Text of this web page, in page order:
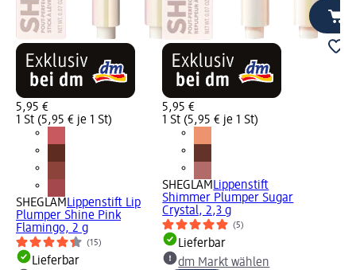
5,95 €
1 St (5,95 € je 1 St)
SHEGLAM Lippenstift Lip
Plumper Shine Pink
Flamingo, 2 g
(15)
Lieferbar
5,95 €
1 St (5,95 € je 1 St)
SHEGLAM Lippenstift
Shimmer Plumper Sugar
Crystal, 2,3 g
(5)
Lieferbar
dm Markt wählen